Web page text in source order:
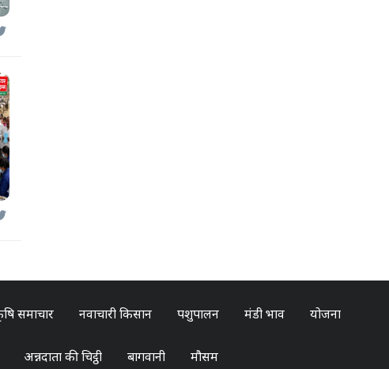
समाचार नवाचारी किसान पशुपालन मंडी भाव योजना
अन्नदाता की चिट्ठी बागवानी मौसम